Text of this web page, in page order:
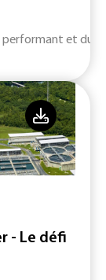
performant et
- Le défi